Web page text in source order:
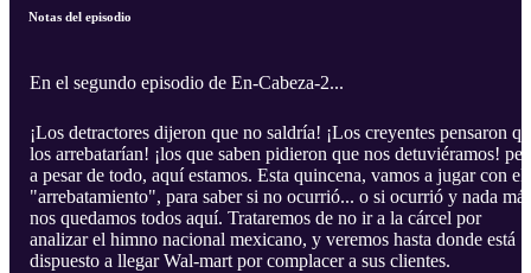
Notas del episodio
En el segundo episodio de En-Cabeza-2...
¡Los detractores dijeron que no saldría! ¡Los creyentes pensaron
los arrebatarían! ¡los que saben pidieron que nos detuviéramos!
a pesar de todo, aquí estamos. Esta quincena, vamos a jugar con el
"arrebatamiento", para saber si no ocurrió... o si ocurrió y nada más
nos quedamos todos aquí. Trataremos de no ir a la cárcel por
analizar el himno nacional mexicano, y veremos hasta donde está
dispuesto a llegar Wal-mart por complacer a sus clientes.